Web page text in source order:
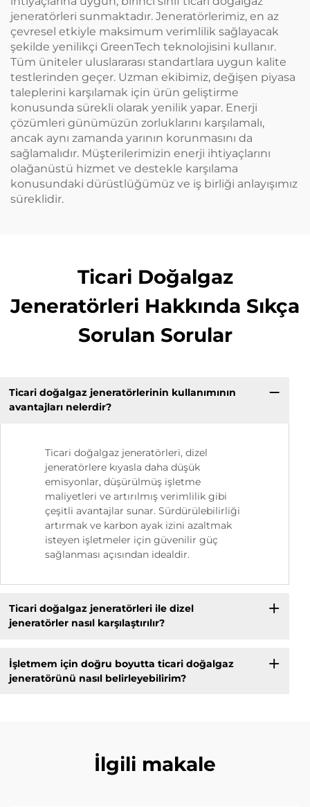
jeneratörleri sunmaktadır. Jeneratörlerimiz, en az
çevresel etkiyle maksimum verimlilik sağlayacak
şekilde yenilikçi GreenTech teknolojisini kullanır.
Tüm üniteler uluslararası standartlara uygun kalite
testlerinden geçer. Uzman ekibimiz, değişen piyasa
taleplerini karşılamak için ürün geliştirme
konusunda sürekli olarak yenilik yapar. Enerji
çözümleri günümüzün zorluklarını karşılamalı,
ancak aynı zamanda yarının korunmasını da
sağlamalıdır. Müşterilerimizin enerji ihtiyaçlarını
olağanüstü hizmet ve destekle karşılama
konusundaki dürüstlüğümüz ve iş birliği anlayışımız
süreklidir.
Ticari Doğalgaz
Jeneratörleri Hakkında Sıkça
Sorulan Sorular
Ticari doğalgaz jeneratörlerinin kullanımının
avantajları nelerdir?
Ticari doğalgaz jeneratörleri, dizel
jeneratörlere kıyasla daha düşük
emisyonlar, düşürülmüş işletme
maliyetleri ve artırılmış verimlilik gibi
çeşitli avantajlar sunar. Sürdürülebilirliği
artırmak ve karbon ayak izini azaltmak
isteyen işletmeler için güvenilir güç
sağlanması açısından idealdir.
Ticari doğalgaz jeneratörleri ile dizel
jeneratörler nasıl karşılaştırılır?
İşletmem için doğru boyutta ticari doğalgaz
jeneratörünü nasıl belirleyebilirim?
İlgili makale